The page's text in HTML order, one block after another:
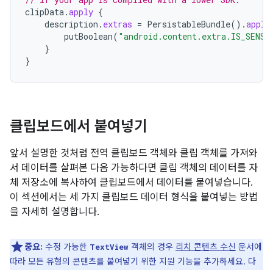
clipData.apply {
description . extras = PersistableBundle().apply
putBoolean(
}
}
클립보드에서 붙여넣기
앞서 설명한 것처럼 전역 클립보드 객체와 클립 객체를 가져와
서 데이터를 살펴본 다음 가능하다면 클립 객체의 데이터를 자
체 저장소에 복사하여 클립보드에서 데이터를 붙여넣습니다.
이 섹션에서는 세 가지 클립보드 데이터 형식을 붙여넣는 방법
을 자세히 설명합니다.
중요: 수정 가능한 TextView 객체의 경우 리치 콘텐츠 수신 문서에
따라 모든 유형의 콘텐츠를 붙여넣기 위한 지원 기능을 추가하세요. 다